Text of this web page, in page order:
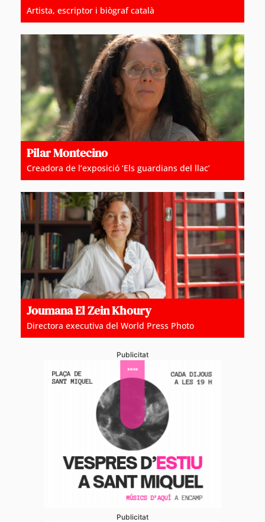
Artista, escriptor i biògraf català
Pilar Montecino
Creadora de l’exposició ‘Els guardians del llac’
Joumana El Zein Khoury
Directora executiva del World Press Photo
Publicitat
Publicitat